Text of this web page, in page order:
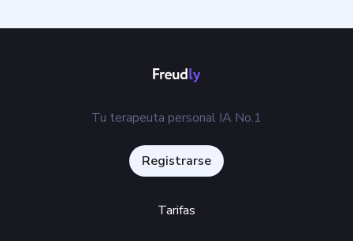
Tu terapeuta personal IA No.1
Registrarse
Tarifas